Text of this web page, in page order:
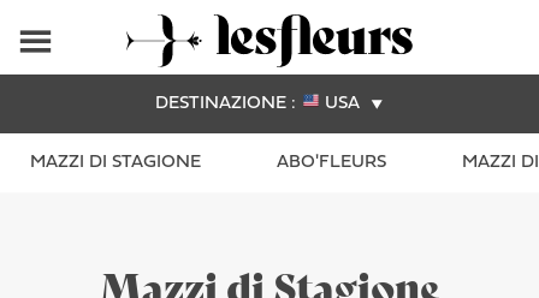
DESTINAZIONE : USA
MAZZI DI STAGIONE ABO'FLEURS MAZZI
Mazzi di Stagione